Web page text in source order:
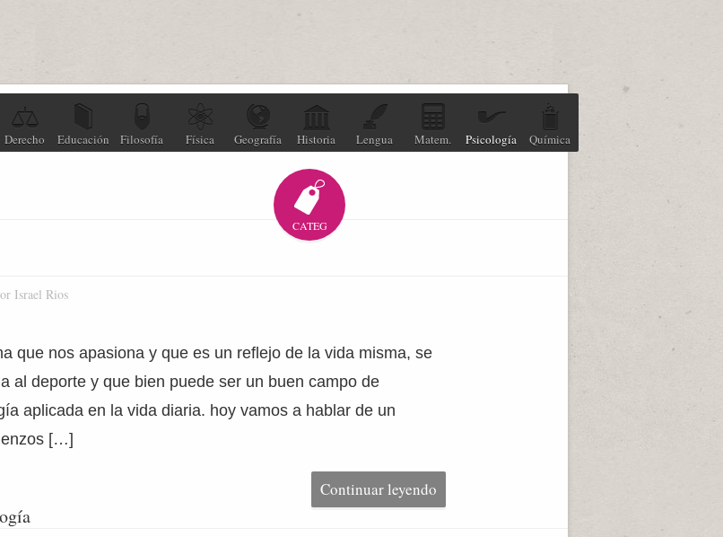
Derecho Educación Filosofía Física Geografía Historia Lengua Matem. Psicología Química
CATEG
Israel Rios
que nos apasiona y que es un reflejo de la vida misma, se
al deporte y que bien puede ser un buen campo de
aplicada en la vida diaria. hoy vamos a hablar de un
[…]
Continuar leyendo